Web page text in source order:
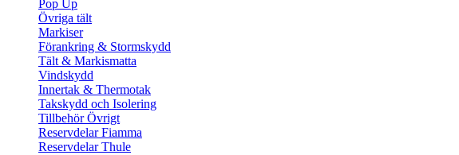
Pop Up
Övriga tält
Markiser
Förankring & Stormskydd
Tält & Markismatta
Vindskydd
Innertak & Thermotak
Takskydd och Isolering
Tillbehör Övrigt
Reservdelar Fiamma
Reservdelar Thule